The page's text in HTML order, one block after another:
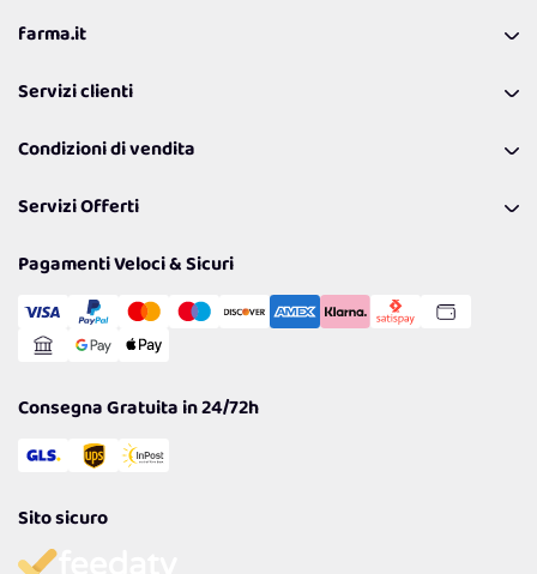
farma.it
Coupon
Lavora con noi
Politiche per la parità di genere
Servizi clienti
Richiamami
Resi
Condizioni di vendita
Spedizioni
Cookie Policy
Gestisci Cookie
Servizi Offerti
Reso Facile e Veloce
Pagamenti Veloci & Sicuri
Consegna Gratuita in 24/72h
Sito sicuro